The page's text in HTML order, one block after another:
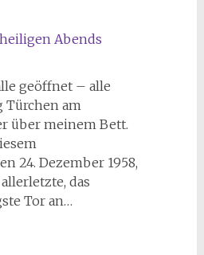
Abends
geöffnet – alle
Türchen am
über meinem Bett.
24. Dezember 1958,
das
Tor an…